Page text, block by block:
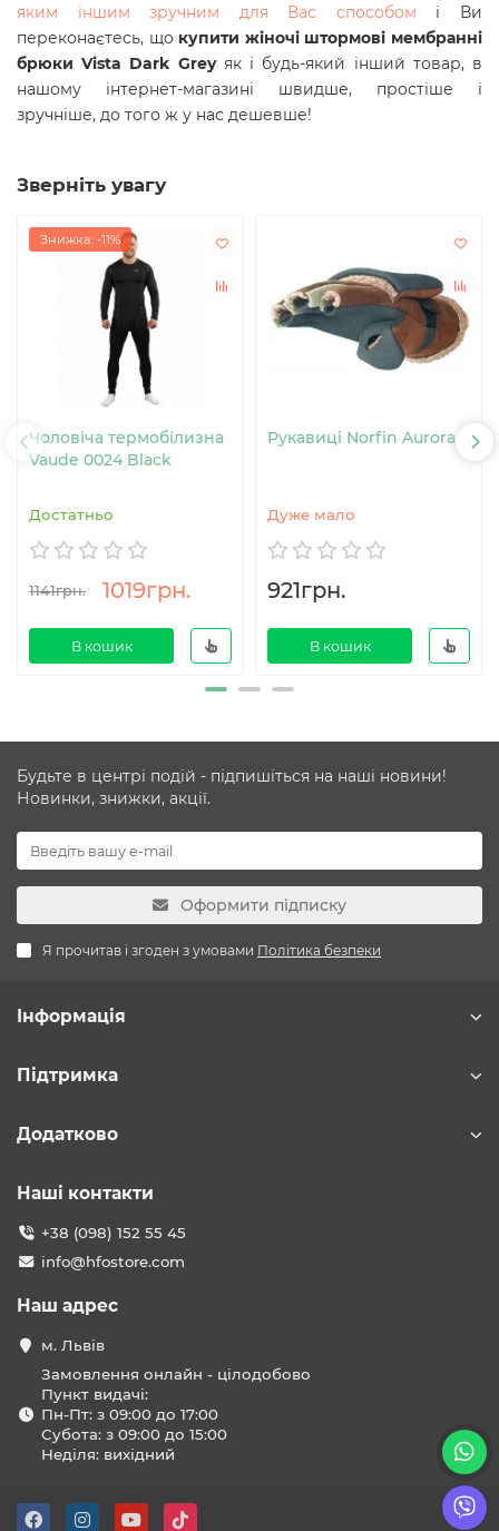
яким іншим зручним для Вас способом і Ви
переконаєтесь, що купити жіночі штормові мембранні
брюки Vista Dark Grey як і будь-який інший товар, в
нашому інтернет-магазині швидше, простіше і
зручніше, до того ж у нас дешевше!
Зверніть увагу
Знижка: -11%
Чоловіча термобілизна
Vaude 0024 Black
Достатньо
1141грн. 1019грн.
В кошик
Рукавиці Norfin Aurora
Дуже мало
921грн.
В кошик
Будьте в центрі подій - підпишіться на наші новини!
Новинки, знижки, акції.
Оформити підписку
Я прочитав і згоден з умовами Політика безпеки
Інформація
Підтримка
Додатково
Наші контакти
+38 (098) 152 55 45
info@hfostore.com
Наш адрес
м. Львів
Замовлення онлайн - цілодобово
Пункт видачі:
Пн-Пт: з 09:00 до 17:00
Субота: з 09:00 до 15:00
Неділя: вихідний